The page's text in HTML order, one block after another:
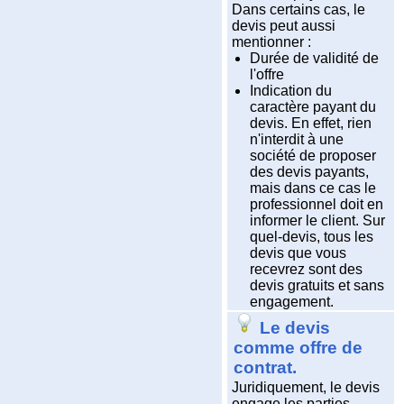
Dans certains cas, le
devis peut aussi
mentionner :
Durée de validité de
l'offre
Indication du
caractère payant du
devis. En effet, rien
n'interdit à une
société de proposer
des devis payants,
mais dans ce cas le
professionnel doit en
informer le client. Sur
quel-devis, tous les
devis que vous
recevrez sont des
devis gratuits et sans
engagement.
Le devis
comme offre de
contrat.
Juridiquement, le devis